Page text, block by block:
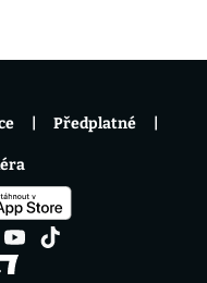
Předplatné